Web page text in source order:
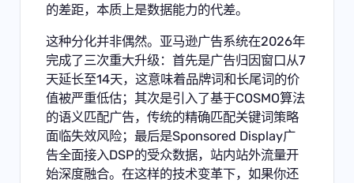
的差距，本质上是数据能力的代差。
这种分化并非偶然。亚马逊广告系统在2026年
完成了三次重大升级：首先是广告归因窗口从7
天延长至14天，这意味着品牌词和长尾词的价
值被严重低估；其次是引入了基于COSMO算法
的语义匹配广告，传统的精确匹配关键词策略
面临失效风险；最后是Sponsored Display广
告全面接入DSP的受众数据，站内站外流量开
始深度融合。在这样的技术变革下，如果你还